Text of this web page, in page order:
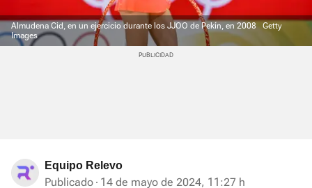
Almudena Cid, en un ejercicio durante los JJOO de Pekín, en 2008 Getty
Images
Equipo Relevo
Publicado 14 de mayo de 2024, 11:27 h